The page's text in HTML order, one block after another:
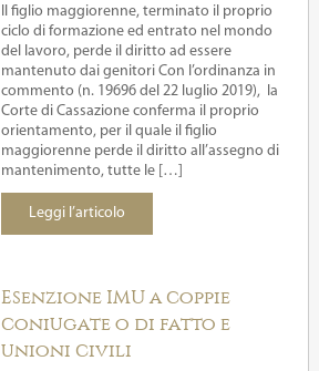
Il figlio maggiorenne, terminato il proprio
ciclo di formazione ed entrato nel mondo
del lavoro, perde il diritto ad essere
mantenuto dai genitori Con l’ordinanza in
commento (n. 19696 del 22 luglio 2019), la
Corte di Cassazione conferma il proprio
orientamento, per il quale il figlio
maggiorenne perde il diritto all’assegno di
mantenimento, tutte le […]
Leggi l’articolo
Esenzione IMU a coppie
coniugate o di fatto e
unioni civili